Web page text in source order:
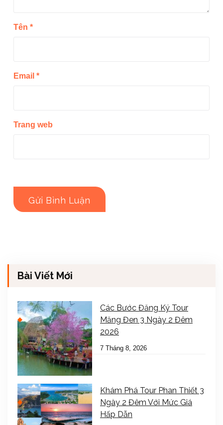
Tên *
Email *
Trang web
Bài Viết Mới
Các Bước Đăng Ký Tour
Măng Đen 3 Ngày 2 Đêm
2026
7 Tháng 8, 2026
Khám Phá Tour Phan Thiết 3
Ngày 2 Đêm Với Mức Giá
Hấp Dẫn